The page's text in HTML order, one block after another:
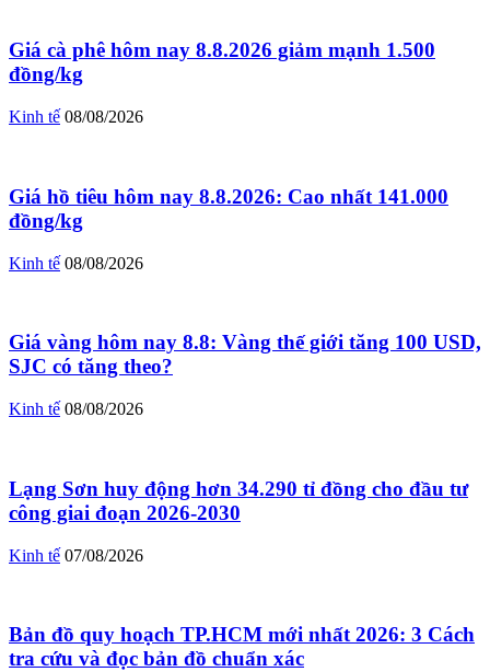
Giá cà phê hôm nay 8.8.2026 giảm mạnh 1.500
đồng/kg
Kinh tế 08/08/2026
Giá hồ tiêu hôm nay 8.8.2026: Cao nhất 141.000
đồng/kg
Kinh tế 08/08/2026
Giá vàng hôm nay 8.8: Vàng thế giới tăng 100 USD,
SJC có tăng theo?
Kinh tế 08/08/2026
Lạng Sơn huy động hơn 34.290 tỉ đồng cho đầu tư
công giai đoạn 2026-2030
Kinh tế 07/08/2026
Bản đồ quy hoạch TP.HCM mới nhất 2026: 3 Cách
tra cứu và đọc bản đồ chuẩn xác